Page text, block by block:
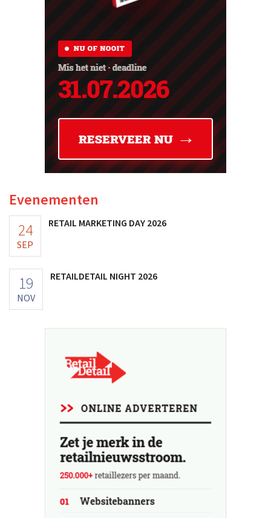
Evenementen
24
SEP
RETAIL MARKETING DAY 2026
19
NOV
RETAILDETAIL NIGHT 2026